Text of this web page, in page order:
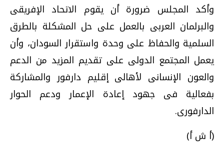
وأكد المجلس ضرورة أن يقوم الاتحاد الإفريقى
والبرلمان العربى بالعمل على حل المشكلة بالطرق
السلمية والحفاظ على وحدة واستقرار السودان، وأن
يعمل المجتمع الدولى على تقديم المزيد من الدعم
والعون الإنسانى لأهالى إقليم دارفور والمشاركة
بفعالية فى جهود إعادة الإعمار ودعم الحوار
الدارفورى.
(أ ش أ)